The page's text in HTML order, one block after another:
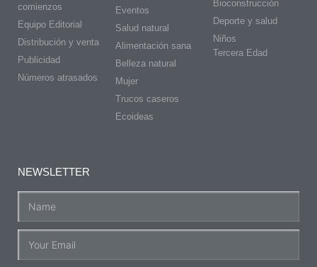
comienzos
Equipo Editorial
Distribución y venta
Publicidad
Números atrasados
Eventos
Salud natural
Alimentación sana
Belleza natural
Mujer
Trucos caseros
Ecoideas
Bioconstrucción
Deporte y salud
Niños
Tercera Edad
NEWSLETTER